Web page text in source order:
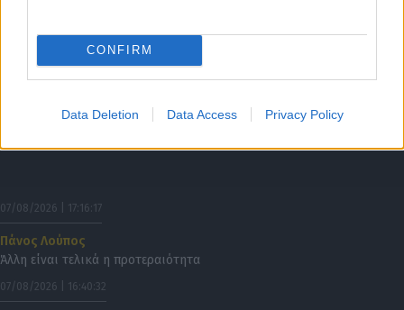
CONFIRM
Data Deletion Data Access Privacy Policy
07/08/2026 | 17:16:17
Πάνος Λούπος
Άλλη είναι τελικά η προτεραιότητα
07/08/2026 | 16:40:32